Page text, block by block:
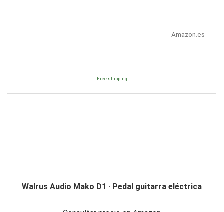
Amazon.es
Free shipping
Walrus Audio Mako D1 · Pedal guitarra eléctrica